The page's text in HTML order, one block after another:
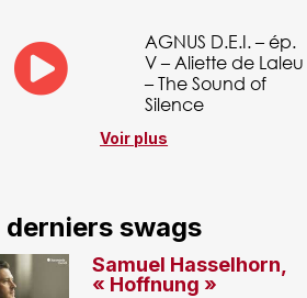
AGNUS D.E.I. – ép.
V – Aliette de Laleu
– The Sound of
Silence
Voir plus
derniers swags
Samuel Hasselhorn,
« Hoffnung »